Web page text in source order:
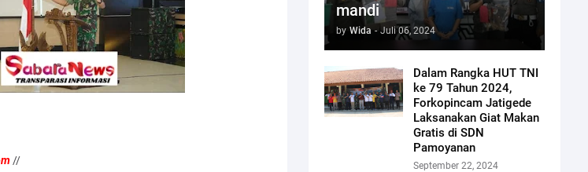
//
mandi
by Wida - Juli 06, 2024
Dalam Rangka HUT TNI
ke 79 Tahun 2024,
Forkopincam Jatigede
Laksanakan Giat Makan
Gratis di SDN
Pamoyanan
September 22, 2024